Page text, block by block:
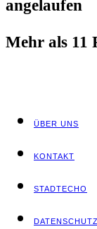
angelaufen
Mehr als 11
ÜBER UNS
KON­TAKT
STADT­ECHO